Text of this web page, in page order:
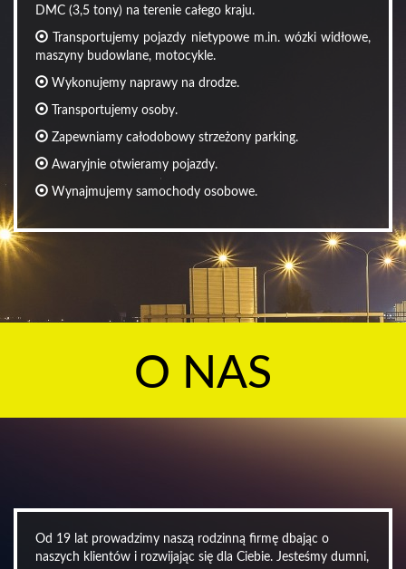
DMC (3,5 tony) na terenie całego kraju.
Transportujemy pojazdy nietypowe m.in. wózki widłowe,
maszyny budowlane, motocykle.
Wykonujemy naprawy na drodze.
Transportujemy osoby.
Zapewniamy całodobowy strzeżony parking.
Awaryjnie otwieramy pojazdy.
Wynajmujemy samochody osobowe.
O NAS
Od 19 lat prowadzimy naszą rodzinną firmę dbając o
naszych klientów i rozwijając się dla Ciebie. Jesteśmy dumni,